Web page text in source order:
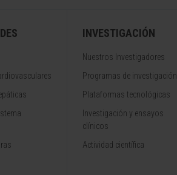
INVESTIGACIÓN
Nuestros Investigadores
Programas de investigación
Plataformas tecnológicas
Investigación y ensayos
clínicos
Actividad científica